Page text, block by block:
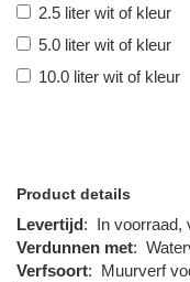
2.5 liter wit of kleur
5.0 liter wit of kleur
10.0 liter wit of kleur
Product details
Levertijd: In voorraad,
Verdunnen met:
Verfsoort: Muurverf